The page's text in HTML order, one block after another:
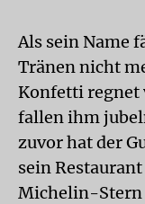
Als sein Name
Tränen nicht
Konfetti regnet
fallen ihm
zuvor hat der
sein
Michelin-Stern